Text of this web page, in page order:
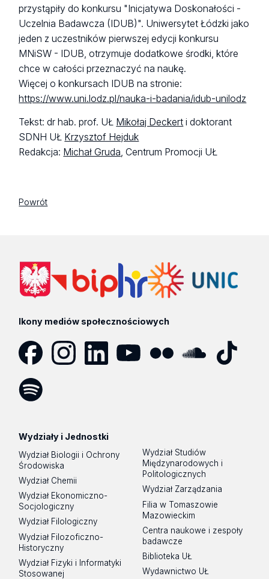
przystąpiły do konkursu "Inicjatywa Doskonałości -
Uczelnia Badawcza (IDUB)". Uniwersytet Łódzki jako
jeden z uczestników pierwszej edycji konkursu
MNiSW - IDUB, otrzymuje dodatkowe środki, które
chce w całości przeznaczyć na naukę.
Więcej o konkursach IDUB na stronie:
https://www.uni.lodz.pl/nauka-i-badania/idub-unilodz
Tekst: dr hab. prof. UŁ Mikołaj Deckert i doktorant
SDNH UŁ Krzysztof Hejduk
Redakcja: Michał Gruda, Centrum Promocji UŁ
Powrót
Ikony mediów społecznościowych
Wydziały i Jednostki
Wydział Biologii i Ochrony
Środowiska
Wydział Chemii
Wydział Ekonomiczno-
Socjologiczny
Wydział Filologiczny
Wydział Filozoficzno-
Historyczny
Wydział Fizyki i Informatyki
Stosowanej
Wydział Studiów
Międzynarodowych i
Politologicznych
Wydział Zarządzania
Filia w Tomaszowie
Mazowieckim
Centra naukowe i zespoły
badawcze
Biblioteka UŁ
Wydawnictwo UŁ